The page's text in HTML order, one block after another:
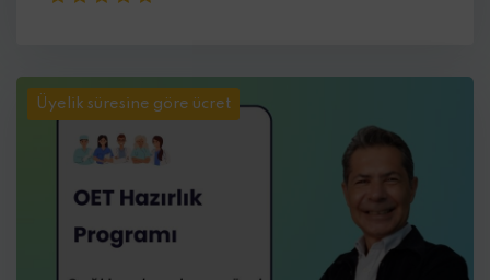
Üyelik süresine göre ücret